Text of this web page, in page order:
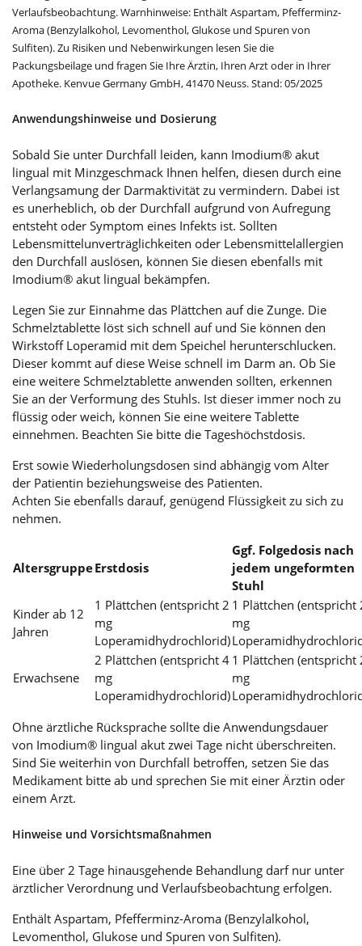
Verlaufsbeobachtung. Warnhinweise: Enthält Aspartam, Pfefferminz-
Aroma (Benzylalkohol, Levomenthol, Glukose und Spuren von
Sulfiten). Zu Risiken und Nebenwirkungen lesen Sie die
Packungsbeilage und fragen Sie Ihre Ärztin, Ihren Arzt oder in Ihrer
Apotheke. Kenvue Germany GmbH, 41470 Neuss. Stand: 05/2025
Anwendungshinweise und Dosierung
Sobald Sie unter Durchfall leiden, kann Imodium® akut
lingual mit Minzgeschmack Ihnen helfen, diesen durch eine
Verlangsamung der Darmaktivität zu vermindern. Dabei ist
es unerheblich, ob der Durchfall aufgrund von Aufregung
entsteht oder Symptom eines Infekts ist. Sollten
Lebensmittelunverträglichkeiten oder Lebensmittelallergien
den Durchfall auslösen, können Sie diesen ebenfalls mit
Imodium® akut lingual bekämpfen.
Legen Sie zur Einnahme das Plättchen auf die Zunge. Die
Schmelztablette löst sich schnell auf und Sie können den
Wirkstoff Loperamid mit dem Speichel herunterschlucken.
Dieser kommt auf diese Weise schnell im Darm an. Ob Sie
eine weitere Schmelztablette anwenden sollten, erkennen
Sie an der Verformung des Stuhls. Ist dieser immer noch zu
flüssig oder weich, können Sie eine weitere Tablette
einnehmen. Beachten Sie bitte die Tageshöchstdosis.
Erst sowie Wiederholungsdosen sind abhängig vom Alter
der Patientin beziehungsweise des Patienten.
Achten Sie ebenfalls darauf, genügend Flüssigkeit zu sich zu
nehmen.
AltersgruppeErstdosis
Ggf. Folgedosis nach
jedem ungeformten
Stuhl
Kinder ab 12
Jahren
1 Plättchen (entspricht 2
mg
Loperamidhydrochlorid)
1 Plättchen (entspricht
mg
Erwachsene
2 Plättchen (entspricht 4
mg
Loperamidhydrochlorid)
1 Plättchen (entspricht
mg
Ohne ärztliche Rücksprache sollte die Anwendungsdauer
von Imodium® lingual akut zwei Tage nicht überschreiten.
Sind Sie weiterhin von Durchfall betroffen, setzen Sie das
Medikament bitte ab und sprechen Sie mit einer Ärztin oder
einem Arzt.
Hinweise und Vorsichtsmaßnahmen
Eine über 2 Tage hinausgehende Behandlung darf nur unter
ärztlicher Verordnung und Verlaufsbeobachtung erfolgen.
Enthält Aspartam, Pfefferminz-Aroma (Benzylalkohol,
Levomenthol, Glukose und Spuren von Sulfiten).